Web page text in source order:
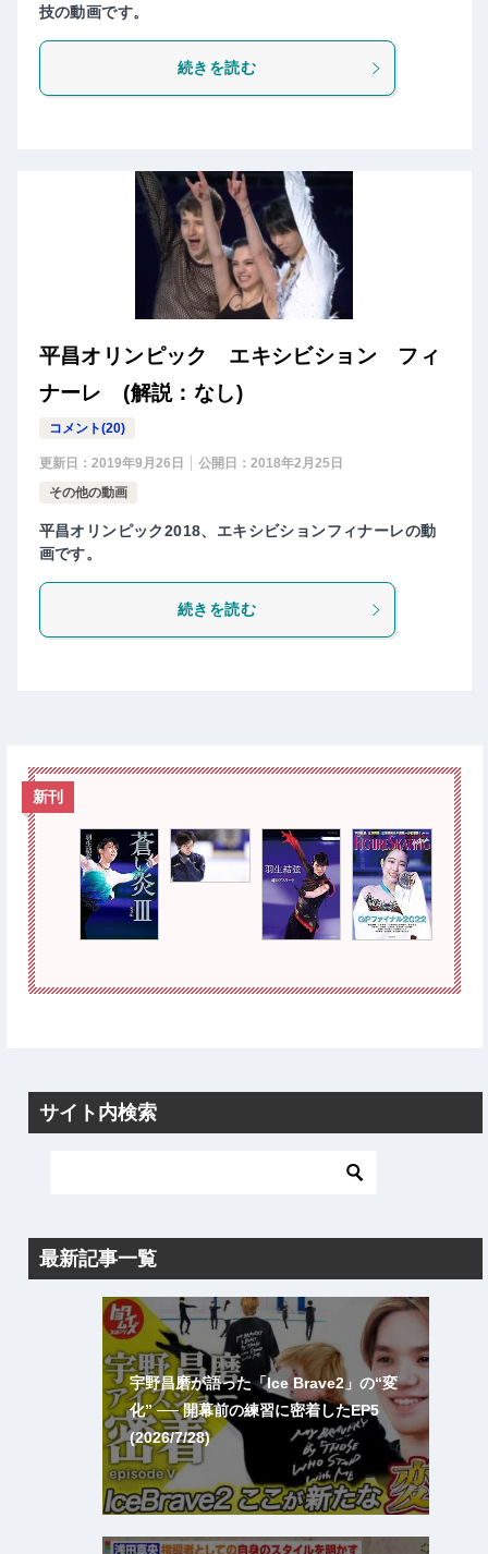
技の動画です。
続きを読む
平昌オリンピック エキシビション フィ
ナーレ (解説：なし)
コメント(20)
更新日： 2019年9月26日 公開日： 2018年2月25日
その他の動画
平昌オリンピック2018、エキシビションフィナーレの動
画です。
続きを読む
新刊
サイト内検索
最新記事一覧
宇野昌磨が語った「Ice Brave2」の“変
化” ── 開幕前の練習に密着したEP5
(2026/7/28)